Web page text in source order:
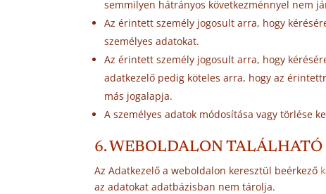
semmilyen hátrányos következménnyel nem
Az érintett személy jogosult arra, hogy
személyes adatokat.
Az érintett személy jogosult arra, hogy
adatkezelő pedig köteles arra, hogy az
más jogalapja.
A személyes adatok módosítása vagy törlése
6. WEBOLDALON
Az Adatkezelő a weboldalon keresztül beérkező
az adatokat adatbázisban nem tárolja.